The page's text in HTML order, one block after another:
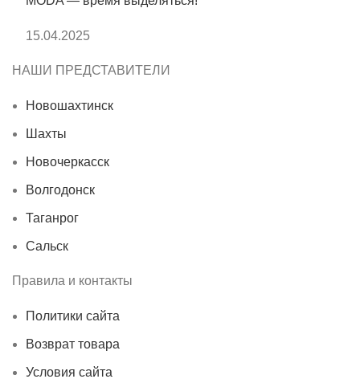
15.04.2025
НАШИ ПРЕДСТАВИТЕЛИ
Новошахтинск
Шахты
Новочеркасск
Волгодонск
Таганрог
Сальск
Правила и контакты
Политики сайта
Возврат товара
Условия сайта